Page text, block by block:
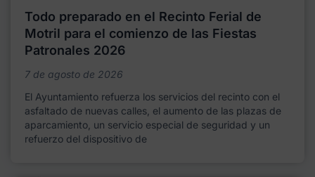
Todo preparado en el Recinto Ferial de
Motril para el comienzo de las Fiestas
Patronales 2026
7 de agosto de 2026
El Ayuntamiento refuerza los servicios del recinto con el
asfaltado de nuevas calles, el aumento de las plazas de
aparcamiento, un servicio especial de seguridad y un
refuerzo del dispositivo de